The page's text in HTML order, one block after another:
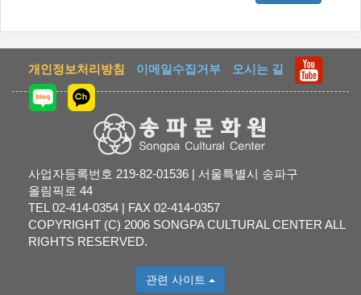
개인정보처리방침 이메일수집거부 오시는 길
사업자등록번호 219-82-01536 | 서울특별시 송파구
올림픽로 44
TEL 02-414-0354 | FAX 02-414-0357
COPYRIGHT (C) 2006 SONGPA CULTURAL CENTER ALL
RIGHTS RESERVED.
관련 사이트